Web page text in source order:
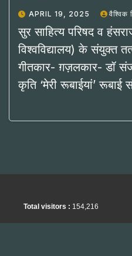
APRIL 19, 2025 वैश्विक
सुर साहित्य परिषद व
विश्वविद्यालय) के संयुक्त
गीतकार- ग़ज़लकार- डॉ
कृति ‘मेरी रूबाईयां’ रूबाई
Total visitors : 154,216